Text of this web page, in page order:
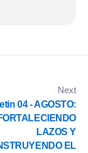
Next
04 - AGOSTO:
LAZOS Y
EL